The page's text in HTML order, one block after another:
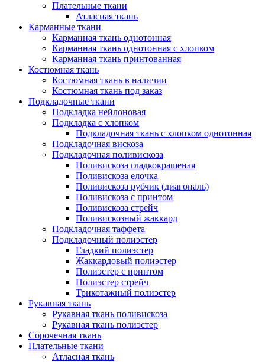
Плательные ткани
Атласная ткань
Карманные ткани
Карманная ткань однотонная
Карманная ткань однотонная с хлопком
Карманная ткань принтованная
Костюмная ткань
Костюмная ткань в наличии
Костюмная ткань под заказ
Подкладочные ткани
Подкладка нейлоновая
Подкладка с хлопком
Подкладочная ткань с хлопком однотонная
Подкладочная вискоза
Подкладочная поливискоза
Поливискоза гладкокрашеная
Поливискоза елочка
Поливискоза рубчик (диагональ)
Поливискоза с принтом
Поливискоза стрейч
Поливискозный жаккард
Подкладочная таффета
Подкладочный полиэстер
Гладкий полиэстер
Жаккардовый полиэстер
Полиэстер с принтом
Полиэстер стрейч
Трикотажный полиэстер
Рукавная ткань
Рукавная ткань поливискоза
Рукавная ткань полиэстер
Сорочечная ткань
Плательные ткани
Атласная ткань